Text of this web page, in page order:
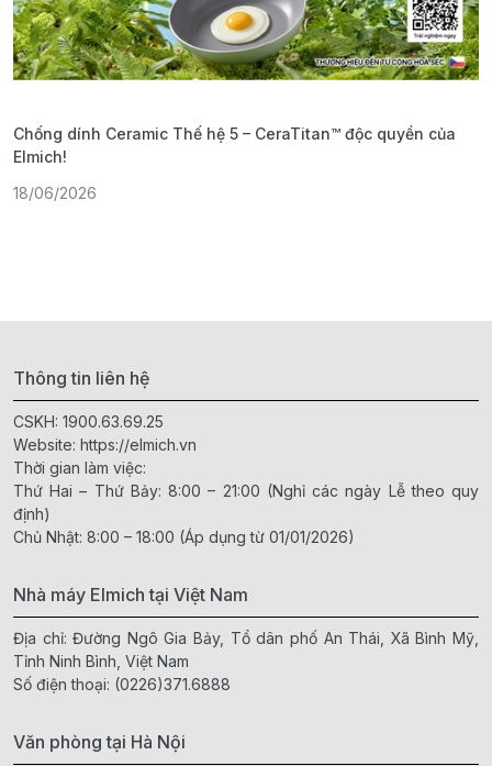
Chống dính Ceramic Thế hệ 5 – CeraTitan™ độc quyền của
Elmich!
18/06/2026
Thông tin liên hệ
CSKH: 1900.63.69.25
Website: https://elmich.vn
Thời gian làm việc:
Thứ Hai – Thứ Bảy: 8:00 – 21:00 (Nghỉ các ngày Lễ theo quy
định)
Chủ Nhật: 8:00 – 18:00 (Áp dụng từ 01/01/2026)
Nhà máy Elmich tại Việt Nam
Địa chỉ: Đường Ngô Gia Bảy, Tổ dân phố An Thái, Xã Bình Mỹ,
Tỉnh Ninh Bình, Việt Nam
Số điện thoại: (0226)371.6888
Văn phòng tại Hà Nội